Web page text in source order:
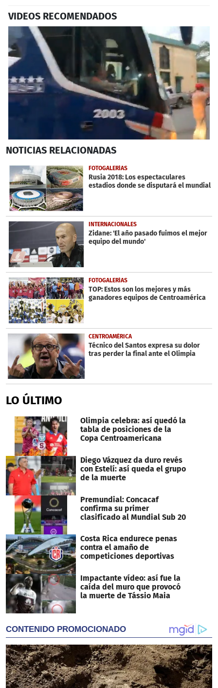
VIDEOS RECOMENDADOS
seconds
4
minutes,
9
seconds
NOTICIAS RELACIONADAS
FOTOGALERÍAS
Rusia 2018: Los espectaculares
estadios donde se disputará el mundial
INTERNACIONALES
Zidane: 'El año pasado fuimos el mejor
equipo del mundo'
FOTOGALERÍAS
TOP: Estos son los mejores y más
ganadores equipos de Centroamérica
CENTROAMÉRICA
Técnico del Santos expresa su dolor
tras perder la final ante el Olimpia
LO ÚLTIMO
Olimpia celebra: así quedó la
tabla de posiciones de la
Copa Centroamericana
Diego Vázquez da duro revés
con Estelí: así queda el grupo
de la muerte
Premundial: Concacaf
confirma su primer
clasificado al Mundial Sub 20
Costa Rica endurece penas
contra el amaño de
competiciones deportivas
Impactante vídeo: así fue la
caída del muro que provocó
la muerte de Tássio Maia